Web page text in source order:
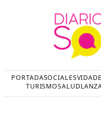
PORTADASOCIALESVIDA
TURISMOSALUD